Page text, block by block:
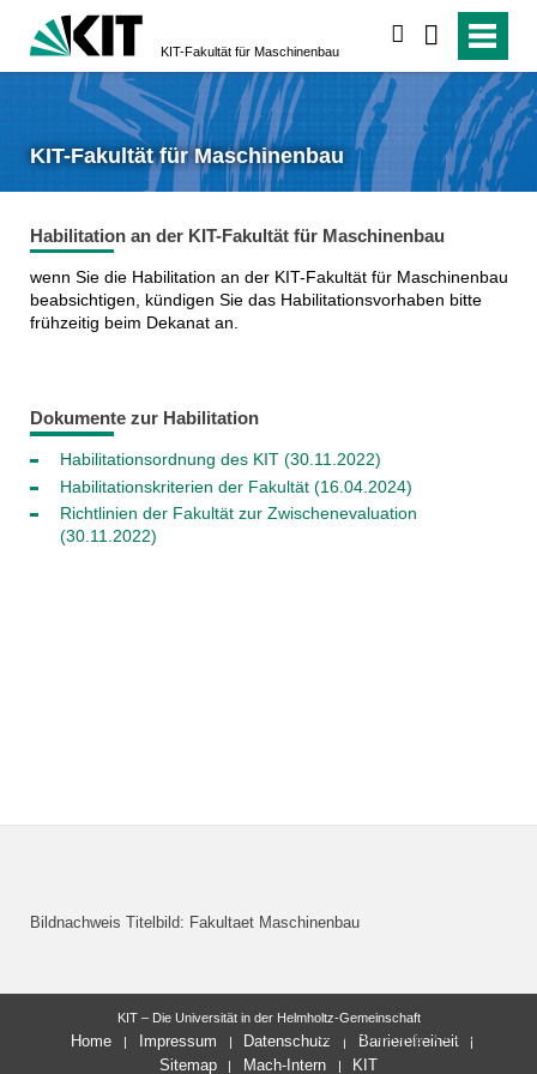
KIT-Fakultät für Maschinenbau
KIT-Fakultät für Maschinenbau
Habilitation an der KIT-Fakultät für Maschinenbau
wenn Sie die Habilitation an der KIT-Fakultät für Maschinenbau
beabsichtigen, kündigen Sie das Habilitationsvorhaben bitte
frühzeitig beim Dekanat an.
Dokumente zur Habilitation
Habilitationsordnung des KIT (30.11.2022)
Habilitationskriterien der Fakultät (16.04.2024)
Richtlinien der Fakultät zur Zwischenevaluation
(30.11.2022)
Bildnachweis Titelbild: Fakultaet Maschinenbau
letzte Änderung: 10.12.2025
KIT – Die Universität in der Helmholtz-Gemeinschaft
Home Impressum Datenschutz
Barrierefreiheit
Sitemap
Mach-Intern KIT